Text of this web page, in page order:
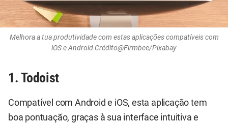
Melhora a tua produtividade com estas aplicações compatíveis com
iOS e Android Crédito@Firmbee/Pixabay
1. Todoist
Compatível com Android e iOS, esta aplicação tem
boa pontuação, graças à sua interface intuitiva e